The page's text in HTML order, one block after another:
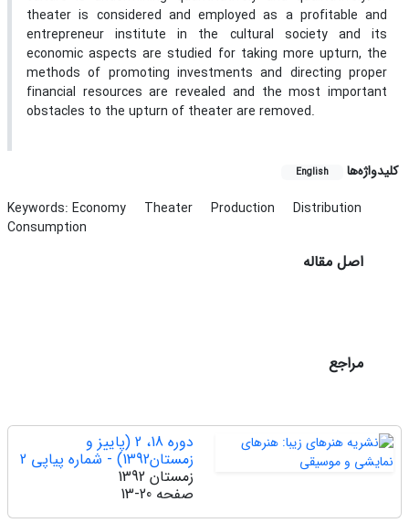
theater is considered and employed as a profitable and
entrepreneur institute in the cultural society and its
economic aspects are studied for taking more upturn, the
methods of promoting investments and directing proper
financial resources are revealed and the most important
obstacles to the upturn of theater are removed.
کلیدواژه‌ها English
Keywords: Economy Theater Production
Distribution
Consumption
اصل مقاله
مراجع
دوره 18، 2 (پاییز و
زمستان1392) - شماره پیاپی 2
زمستان 1392
صفحه 13-20